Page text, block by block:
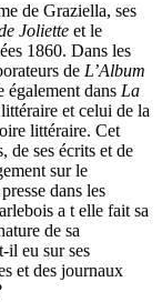
de Graziella, ses
Joliette et le
1860. Dans les
de L’Album
également dans La
et celui de la
littéraire. Cet
de ses écrits et de
sur le
dans les
a t elle fait sa
de sa
eu sur ses
et des journaux